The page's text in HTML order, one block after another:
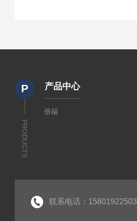
P
PRODUCTS
产品中心
倍福
联系电话：15801922503